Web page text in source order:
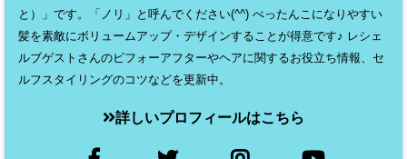
と）」です。「ノリ」と呼んでください(^^) ぺったんこになりやすい
髪を素敵にボリュームアップ・デザインすることが得意です♪ レシェ
ルブゲストさんのビフォーアフターやヘアに関するお役立ち情報、セ
ルフスタイリングのコツなどを更新中。
詳しいプロフィールはこちら